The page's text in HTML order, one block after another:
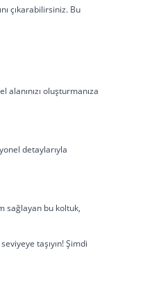
çıkarabilirsiniz. Bu
oluşturmanıza
detaylarıyla
sağlayan bu koltuk,
taşıyın! Şimdi